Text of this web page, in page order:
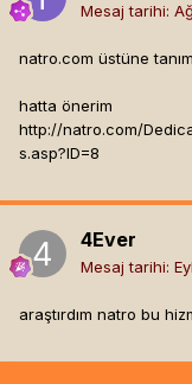
Mesaj tarihi:
natro.com üstüne
hatta önerim
http://natro.com/
s.asp?ID=8
4Ever
Mesaj tarihi:
araştırdım natro bu